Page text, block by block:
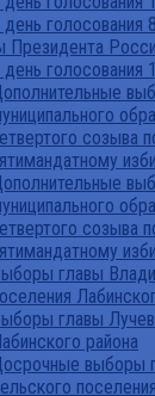
голосования
Президента
голосования
созыва
созыва
главы
главы
района
выборы